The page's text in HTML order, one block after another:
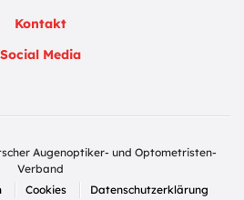
Kontakt
Social Media
Augenoptiker- und Optometristen-
Verband
Cookies Datenschutzerklärung